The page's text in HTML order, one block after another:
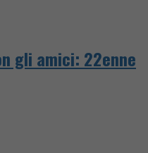
gli amici: 22enne